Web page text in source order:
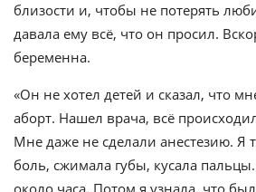
близости и, чтобы не потерять
давала ему всё, что он просил.
беременна.
«Он не хотел детей и сказал, что
аборт. Нашел врача, всё
Мне даже не сделали анестезию. Я
боль, сжимала губы, кусала